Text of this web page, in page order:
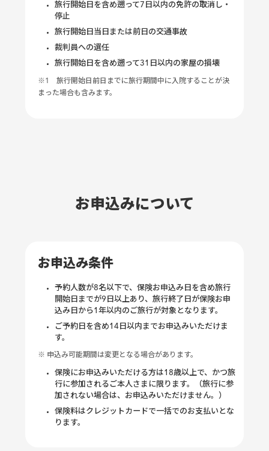
旅行開始日を含め遡って7日以内の免許の取消し・
停止
旅行開始日当日または前日の交通事故
裁判員への選任
旅行開始日を含め遡って31日以内の家屋の損壊
※1 旅行開始日前日までに旅行期間中に入院することが決
まった場合も含みます。
お申込みについて
お申込み条件
予約人数が8名以下で、保険お申込み日を含め旅行
開始日までが9日以上あり、旅行終了日が保険お申
込み日から1年以内のご旅行が対象となります。
ご予約日を含め14日以内までお申込みいただけま
す。
※ 申込み可能期間は変更となる場合があります。
保険にお申込みいただける方は18歳以上で、かつ旅
行に参加されるご本人さまに限ります。（旅行に参
加されない場合は、お申込みいただけません。）
保険料はクレジットカードで一括でのお支払いとな
ります。